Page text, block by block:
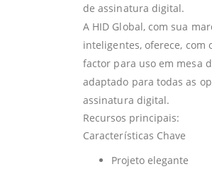
de assinatura digital.
A HID Global, com sua
inteligentes, oferece, com
factor para uso em mesa
adaptado para todas as
assinatura digital.
Recursos principais:
Características Chave
Projeto elegante